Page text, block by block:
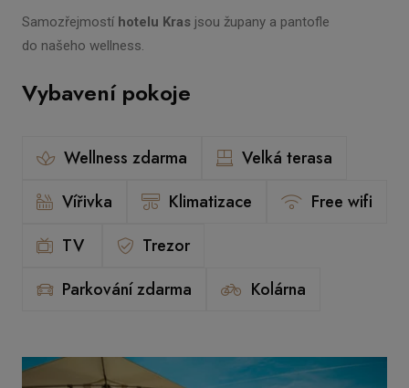
Samozřejmostí hotelu Kras jsou župany a pantofle
do našeho wellness.
Vybavení pokoje
Wellness zdarma
Velká terasa
Vířivka
Klimatizace
Free wifi
TV
Trezor
Parkování zdarma
Kolárna